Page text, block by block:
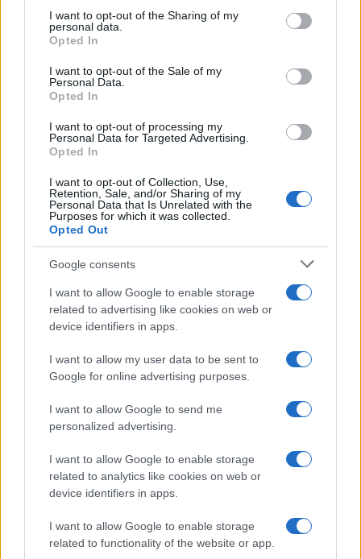
I want to opt-out of the Sharing of my
personal data.
Opted In
I want to opt-out of the Sale of my
Personal Data.
Opted In
I want to opt-out of processing my
Personal Data for Targeted Advertising.
Opted In
I want to opt-out of Collection, Use,
Retention, Sale, and/or Sharing of my
Personal Data that Is Unrelated with the
Purposes for which it was collected.
Opted Out
Google consents
I want to allow Google to enable storage
related to advertising like cookies on web or
device identifiers in apps.
I want to allow my user data to be sent to
Google for online advertising purposes.
I want to allow Google to send me
personalized advertising.
I want to allow Google to enable storage
related to analytics like cookies on web or
device identifiers in apps.
I want to allow Google to enable storage
related to functionality of the website or app.
Il ministroMatteo Salvinisegue la vicenda con la
massima attenzione e non potrebbe essere
altrimenti: il leader leghista da giorni è usato dalle
opposizioni come
capro espiatorio per i
numerosi guasti ai treni
quadrato. Così i capigruppo di Camera e Senato
della Lega Riccardo Molinari e Massimiliano
stata messa lì per sabotare il transito dei treni
sarebbe gravissimo. Chi c’è dietro questi atti?
Cosa dice oggi la sinistra? Questi gesti folli
rischiano di mettere a rischio la vita di centinaia di
persone. Se c’è qualcuno che gioca sporco sulla
pelle di lavoratori e pendolari solo per mettere in
difficoltà il ministro Salvini dovrà rispondere delle
maniera limpida e cristallina e che si vada fino in
Va fatta chiarezza il prima possibile sul dossier
treni, perchél’ombra del sabotaggio
più consistente, palpabile. Come evidenziato dal
Giornale, non è escluso che si possa procedere
non solo per il reato di danneggiamento,